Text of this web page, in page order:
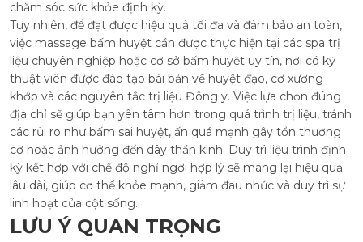
chăm sóc sức khỏe định kỳ.
Tuy nhiên, để đạt được hiệu quả tối đa và đảm bảo an toàn,
việc massage bấm huyệt cần được thực hiện tại các spa trị
liệu chuyên nghiệp hoặc cơ sở bấm huyệt uy tín, nơi có kỹ
thuật viên được đào tạo bài bản về huyệt đạo, cơ xương
khớp và các nguyên tắc trị liệu Đông y. Việc lựa chọn đúng
địa chỉ sẽ giúp bạn yên tâm hơn trong quá trình trị liệu, tránh
các rủi ro như bấm sai huyệt, ấn quá mạnh gây tổn thương
cơ hoặc ảnh hưởng đến dây thần kinh. Duy trì liệu trình định
kỳ kết hợp với chế độ nghỉ ngơi hợp lý sẽ mang lại hiệu quả
lâu dài, giúp cơ thể khỏe mạnh, giảm đau nhức và duy trì sự
linh hoạt của cột sống.
LƯU Ý QUAN TRỌNG